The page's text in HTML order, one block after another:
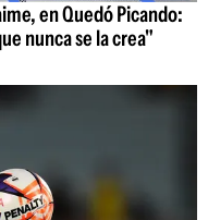
en Quedó Picando:
nunca se la crea"